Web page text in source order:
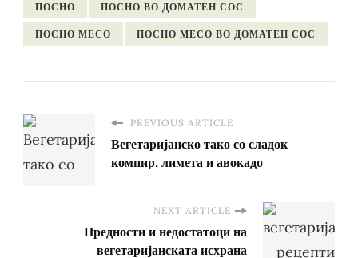
ПОСНО ПОСНО ВО ДОМАТЕН СОС
ПОСНО МЕСО ПОСНО МЕСО ВО ДОМАТЕН СОС
PREVIOUS ARTICLE
Вегетаријанско тако со сладок
компир, лимета и авокадо
NEXT ARTICLE
Предности и недостатоци на
вегетаријанската исхрана